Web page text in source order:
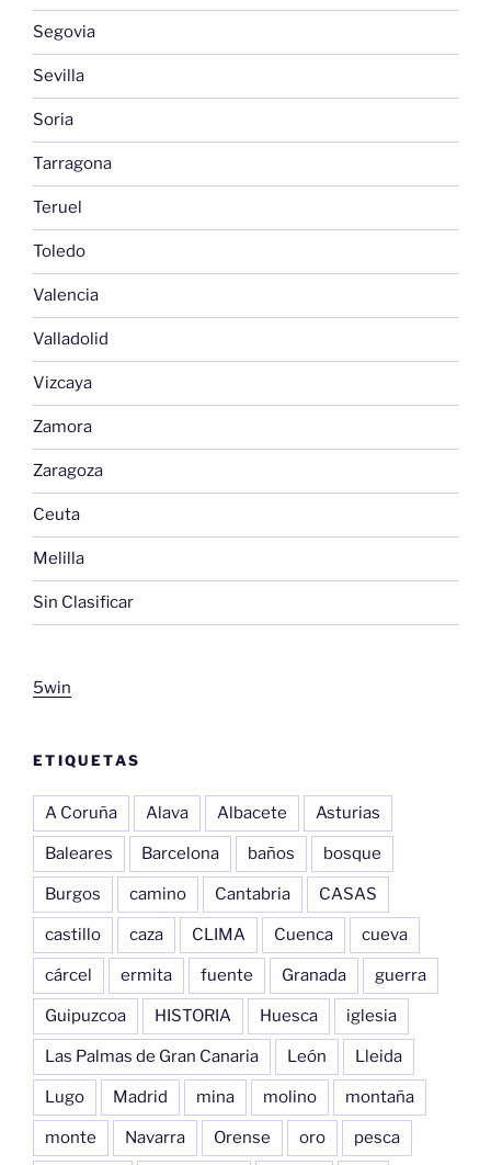
Segovia
Sevilla
Soria
Tarragona
Teruel
Toledo
Valencia
Valladolid
Vizcaya
Zamora
Zaragoza
Ceuta
Melilla
Sin Clasificar
5win
ETIQUETAS
A Coruña Alava Albacete Asturias
Baleares Barcelona baños bosque
Burgos camino Cantabria CASAS
castillo caza CLIMA Cuenca cueva
cárcel ermita fuente Granada guerra
Guipuzcoa HISTORIA Huesca iglesia
Las Palmas de Gran Canaria León Lleida
Lugo Madrid mina molino montaña
monte Navarra Orense oro pesca